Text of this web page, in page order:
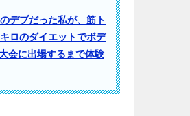
デブだった私が、筋ト
ロのダイエットでボデ
会に出場するまで体験